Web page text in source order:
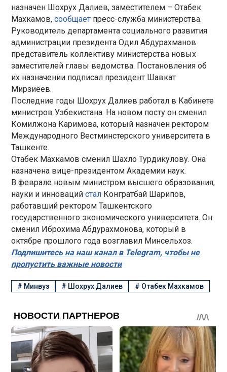
назначен Шохрух Далиев, заместителем – Отабек
Махкамов,сообщает пресс-служба министерства.
Руководитель департамента социального развития
администрации президента Одил Абдурахманов
представитель коллективу министерства новых
заместителей главы ведомства. Постановления об
их назначении подписал президент Шавкат
Мирзиёев.
Последние годы Шохрух Далиев работал в Кабинете
министров Узбекистана. На новом посту он сменил
Комилжона Каримова, который назначен ректором
Международного Вестминстерского университета в
Ташкенте.
Отабек Махкамов сменил Шахло Турдикулову. Она
назначена вице-президентом Академии наук.
В феврале новым министром высшего образования,
науки и инновацийстал Конгратбай Шарипов,
работавший ректором Ташкентского
государственного экономического университета. Он
сменил Иброхима Абдурахмонова, который в
октябре прошлого года возглавил Минсельхоз.
Подпишитесь на наш канал в Telegram, чтобы не
пропустить важные новости
# Минвуз # Шохрух Далиев # Отабек Махкамов